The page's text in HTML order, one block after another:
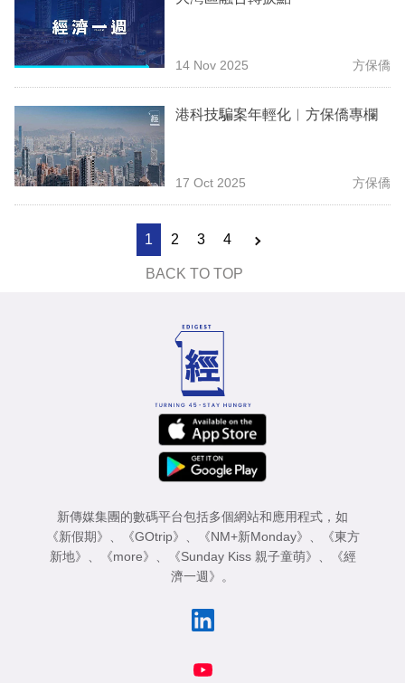
14 Nov 2025 方保僑
港科技騙案年輕化︳方保僑專欄
17 Oct 2025 方保僑
1 2 3 4
BACK TO TOP
新傳媒集團的數碼平台包括多個網站和應用程式，如
《新假期》 、 《GOtrip》 、 《NM+新Monday》 、
《東方
新地》 、 《more》 、 《Sunday Kiss 親子童萌》 、
《經
濟一週》 。